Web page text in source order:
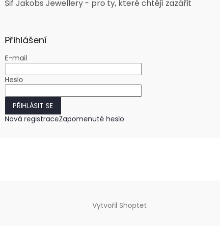
Sif Jakobs Jewellery - pro ty, které chtějí zazářit
Přihlášení
E-mail
Heslo
PŘIHLÁSIT SE
Nová registraceZapomenuté heslo
Vytvořil Shoptet